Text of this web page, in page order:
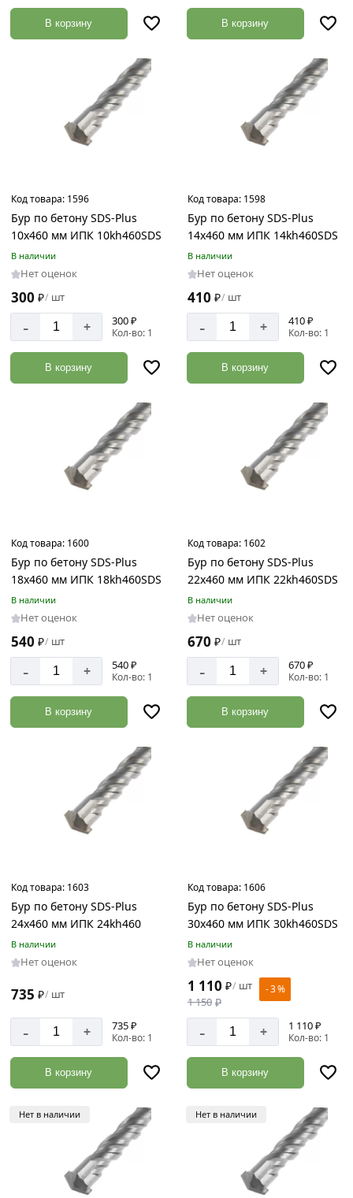
В корзину В корзину
Код товара: 1596
Бур по бетону SDS-Plus
10х460 мм ИПК 10kh460SDS
В наличии
Нет оценок
300 ₽/ шт
- + 300 ₽
Кол-во: 1
В корзину
Код товара: 1598
Бур по бетону SDS-Plus
14х460 мм ИПК 14kh460SDS
В наличии
Нет оценок
410 ₽/ шт
- + 410 ₽
Кол-во: 1
В корзину
Код товара: 1600
Бур по бетону SDS-Plus
18х460 мм ИПК 18kh460SDS
В наличии
Нет оценок
540 ₽/ шт
- + 540 ₽
Кол-во: 1
В корзину
Код товара: 1602
Бур по бетону SDS-Plus
22х460 мм ИПК 22kh460SDS
В наличии
Нет оценок
670 ₽/ шт
- + 670 ₽
Кол-во: 1
В корзину
Код товара: 1603
Бур по бетону SDS-Plus
24х460 мм ИПК 24kh460
В наличии
Нет оценок
735 ₽/ шт
- + 735 ₽
Кол-во: 1
В корзину
Код товара: 1606
Бур по бетону SDS-Plus
30х460 мм ИПК 30kh460SDS
В наличии
Нет оценок
1 110 ₽/ шт
1 150 ₽
- 3 %
- + 1 110 ₽
Кол-во: 1
В корзину
Нет в наличии Нет в наличии